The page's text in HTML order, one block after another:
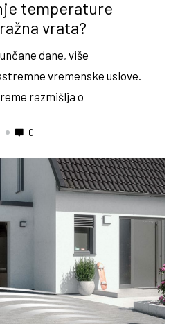
temperature
vrata?
dane, više
vremenske uslove.
razmišlja o
0